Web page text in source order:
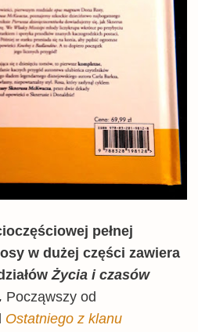
pełnej
w dużej części zawiera
Życia i czasów
Począwszy od
Ostatniego z klanu